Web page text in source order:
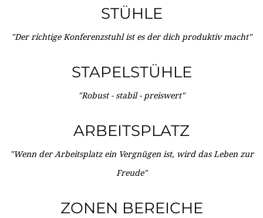
STÜHLE
"Der richtige Konferenzstuhl ist es der dich produktiv macht"
STAPELSTÜHLE
"Robust - stabil - preiswert"
ARBEITSPLATZ
"Wenn der Arbeitsplatz ein Vergnügen ist, wird das Leben zur
Freude"
ZONEN BEREICHE